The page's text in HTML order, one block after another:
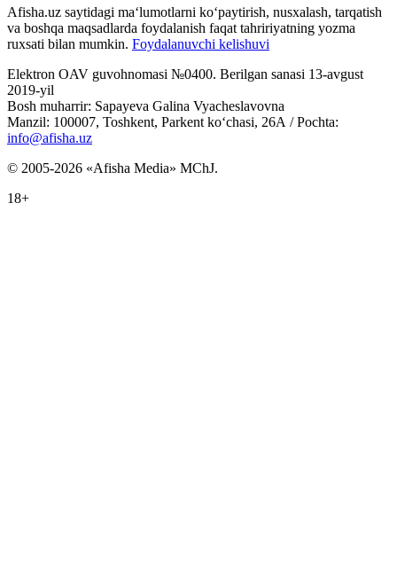
Afisha.uz saytidagi ma‘lumotlarni ko‘paytirish, nusxalash, tarqatish
va boshqa maqsadlarda foydalanish faqat tahririyatning yozma
ruxsati bilan mumkin. Foydalanuvchi kelishuvi
Elektron OAV guvohnomasi №0400. Berilgan sanasi 13-avgust
2019-yil
Bosh muharrir: Sapayeva Galina Vyacheslavovna
Manzil: 100007, Toshkent, Parkent ko‘chasi, 26А / Pochta:
info@afisha.uz
© 2005-2026 «Afisha Media» MChJ.
18+